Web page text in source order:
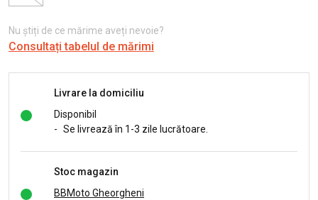
Nu știți de ce mărime aveți nevoie?
Consultați tabelul de mărimi
Livrare la domiciliu
Disponibil
- Se livrează în 1-3 zile lucrătoare.
Stoc magazin
BBMoto Gheorgheni